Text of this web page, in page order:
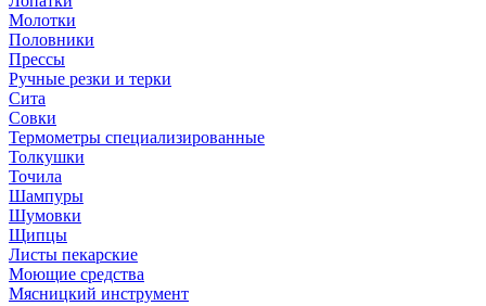
Молотки
Половники
Прессы
Ручные резки и терки
Сита
Совки
Термометры специализированные
Толкушки
Точила
Шампуры
Шумовки
Щипцы
Листы пекарские
Моющие средства
Мясницкий инструмент